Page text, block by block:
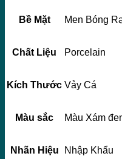
Bề Mặt Men Bóng
Chất Liệu Porcelain
Kích Thước Vảy Cá
Màu sắc Màu Xám
Nhãn Hiệu Nhập Khẩu